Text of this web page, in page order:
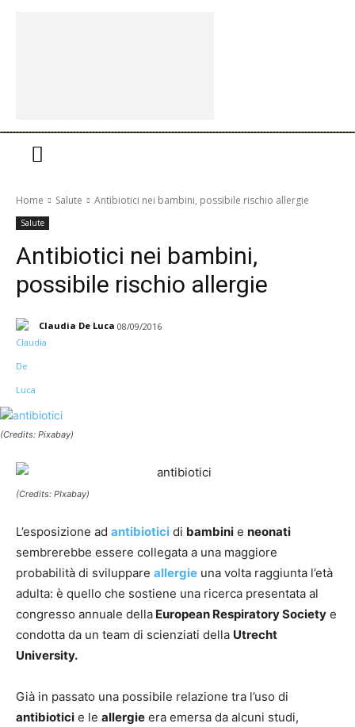
Home Salute Antibiotici nei bambini, possibile rischio allergie
Salute
Antibiotici nei bambini,
possibile rischio allergie
Claudia De Luca 08/09/2016
(Credits: Pixabay)
(Credits: PIxabay)
L’esposizione ad antibiotici di bambini e neonati
sembrerebbe essere collegata a una maggiore
probabilità di sviluppare allergie una volta raggiunta l’età
adulta: è quello che sostiene una ricerca presentata al
congresso annuale della European Respiratory Society e
condotta da un team di scienziati della Utrecht
University.
Già in passato una possibile relazione tra l’uso di
antibiotici e le allergie era emersa da alcuni studi,